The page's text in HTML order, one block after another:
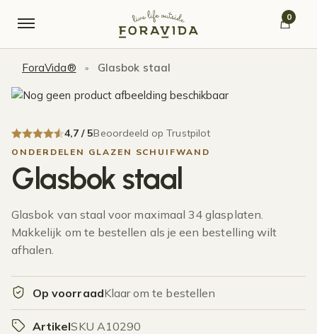
0
ForaVida® » Glasbok staal
4,7 / 5Beoordeeld op Trustpilot
ONDERDELEN GLAZEN SCHUIFWAND
Glasbok staal
Glasbok van staal voor maximaal 34 glasplaten.
Makkelijk om te bestellen als je een bestelling wilt
afhalen.
Op voorraadKlaar om te bestellen
ArtikelSKU A10290